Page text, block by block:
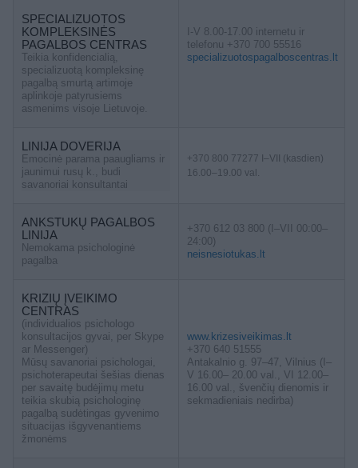
SPECIALIZUOTOS
KOMPLEKSINĖS
PAGALBOS CENTRAS
Teikia konfidencialią,
specializuotą kompleksinę
pagalbą smurtą artimoje
aplinkoje patyrusiems
asmenims visoje Lietuvoje.
I-V 8.00-17.00 internetu ir
telefonu +370 700 55516
specializuotospagalboscentras.lt
LINIJA DOVERIJA
Emocinė parama paaugliams ir
jaunimui rusų k., budi
savanoriai konsultantai
+370 800 77277 I–VII (kasdien)
16.00–19.00 val.
ANKSTUKŲ PAGALBOS
LINIJA
Nemokama psichologinė
pagalba
+370 612 03 800 (I–VII 00:00–
24:00)
neisnesiotukas.lt
KRIZIŲ ĮVEIKIMO
CENTRAS
(individualios psichologo
konsultacijos gyvai, per Skype
ar Messenger)
Mūsų savanoriai psichologai,
psichoterapeutai šešias dienas
per savaitę budėjimų metu
teikia skubią psichologinę
pagalbą sudėtingas gyvenimo
situacijas išgyvenantiems
žmonėms
www.krizesiveikimas.lt
+370 640 51555
Antakalnio g. 97–47, Vilnius (I–
V 16.00– 20.00 val., VI 12.00–
16.00 val., švenčių dienomis ir
sekmadieniais nedirba)